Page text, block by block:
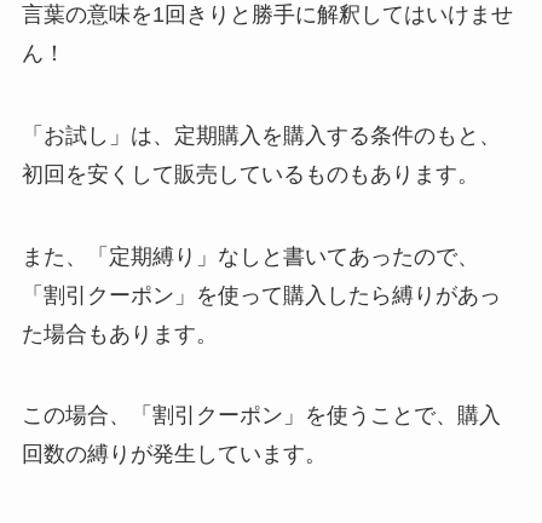
言葉の意味を1回きりと勝手に解釈してはいけませ
ん！
「お試し」は、定期購入を購入する条件のもと、
初回を安くして販売しているものもあります。
また、「定期縛り」なしと書いてあったので、
「割引クーポン」を使って購入したら縛りがあっ
た場合もあります。
この場合、「割引クーポン」を使うことで、購入
回数の縛りが発生しています。